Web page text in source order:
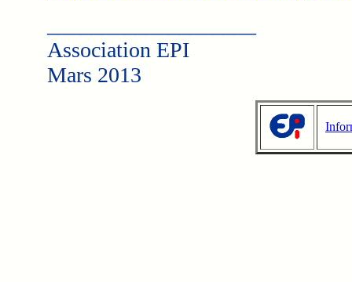
Association EPI
Mars 2013